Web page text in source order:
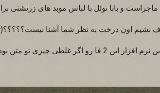
و بابا نوئل با لباس موبد های زرتشتی
نشيم اون درخت به نظر شما آشنا
خدا بگم چيکار کنه اين نرم افزار اين 2 فا رو